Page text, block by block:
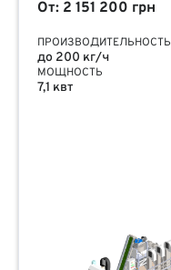
От: 2 151 200 грн
ПРОИЗВОДИТЕЛЬНОСТЬ
до 200 кг/ч
МОЩНОСТЬ
7,1 квт